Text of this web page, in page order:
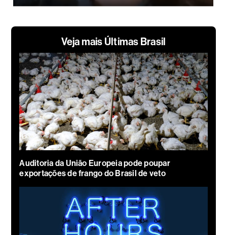
Veja mais Últimas Brasil
Auditoria da União Europeia pode poupar
exportações de frango do Brasil de veto